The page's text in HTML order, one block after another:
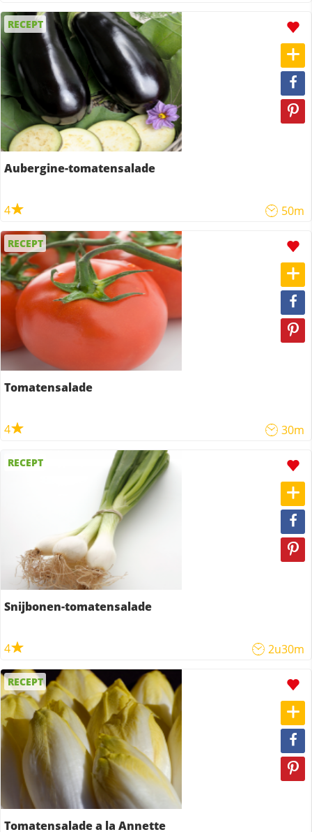
RECEPT
Aubergine-tomatensalade
4 50m
RECEPT
Tomatensalade
4 30m
RECEPT
Snijbonen-tomatensalade
4 2u30m
RECEPT
Tomatensalade a la Annette